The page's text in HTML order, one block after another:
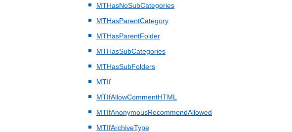
MTHasNoSubCategories
MTHasParentCategory
MTHasParentFolder
MTHasSubCategories
MTHasSubFolders
MTIf
MTIfAllowCommentHTML
MTIfAnonymousRecommendAllowed
MTIfArchiveType